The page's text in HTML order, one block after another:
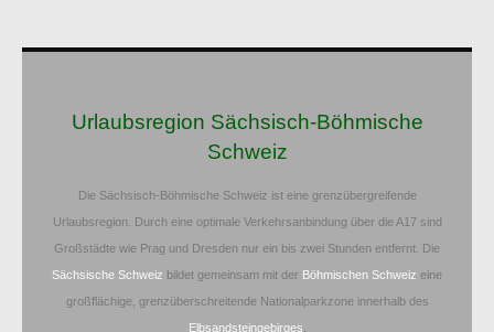
Urlaubsregion Sächsisch-Böhmische
Schweiz
Die Sächsisch-Böhmische Schweiz ist eine grenzübergreifende
Urlaubsregion. Durch eine optimale Verkehrsanbindung über die A17 sind
Großstädte wie Prag und Dresden nur ein bis zwei Stunden entfernt. Die
Sächsische Schweiz bildet gemeinsam mit der Böhmischen Schweiz eine
großflächige, grenzüberschreitende Nationalparkzone innerhalb des
Elbsandsteingebirges